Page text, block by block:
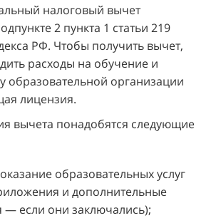
налоговый вычет
2 пункта 1 статьи 219
РФ. Чтобы получить вычет,
расходы на обучение и
образовательной организации
лицензия.
вычета понадобятся следующие
образовательных услуг
и дополнительные
— если они заключались);